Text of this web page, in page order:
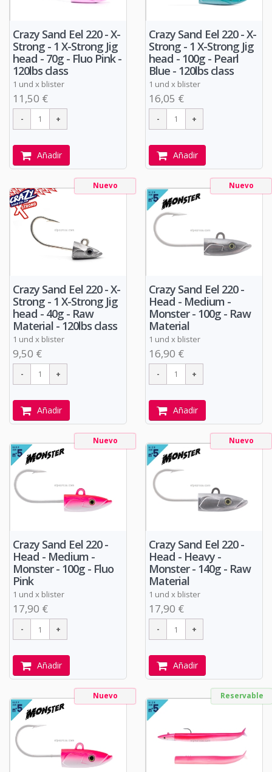
Crazy Sand Eel 220 - X-
Strong - 1 X-Strong Jig
head - 70g - Fluo Pink -
120lbs class
1 und x blister
11,50 €
Añadir
Crazy Sand Eel 220 - X-
Strong - 1 X-Strong Jig
head - 100g - Pearl
Blue - 120lbs class
1 und x blister
16,05 €
Añadir
Nuevo
Crazy Sand Eel 220 - X-
Strong - 1 X-Strong Jig
head - 40g - Raw
Material - 120lbs class
1 und x blister
9,50 €
Añadir
Nuevo
Crazy Sand Eel 220 -
Head - Medium -
Monster - 100g - Raw
Material
1 und x blister
16,90 €
Añadir
Nuevo
Crazy Sand Eel 220 -
Head - Medium -
Monster - 100g - Fluo
Pink
1 und x blister
17,90 €
Añadir
Nuevo
Crazy Sand Eel 220 -
Head - Heavy -
Monster - 140g - Raw
Material
1 und x blister
17,90 €
Añadir
Nuevo Reservable